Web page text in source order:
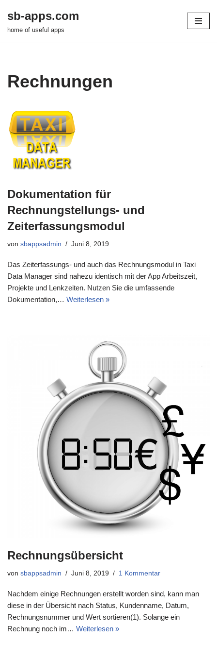
Zum
sb-apps.com
home of useful apps
Rechnungen
Dokumentation für
Rechnungstellungs- und
Zeiterfassungsmodul
von sbappsadmin Juni 8, 2019
Das Zeiterfassungs- und auch das Rechnungsmodul in Taxi
Data Manager sind nahezu identisch mit der App Arbeitszeit,
Projekte und Lenkzeiten. Nutzen Sie die umfassende
Dokumentation,… Weiterlesen »
Rechnungsübersicht
von sbappsadmin Juni 8, 2019 1 Kommentar
Nachdem einige Rechnungen erstellt worden sind, kann man
diese in der Übersicht nach Status, Kundenname, Datum,
Rechnungsnummer und Wert sortieren(1). Solange ein
Rechnung noch im… Weiterlesen »